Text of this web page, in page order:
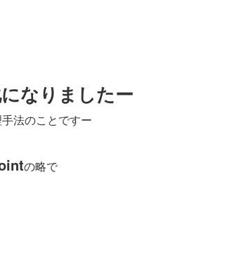
なりましたー
法のことですー
の略で